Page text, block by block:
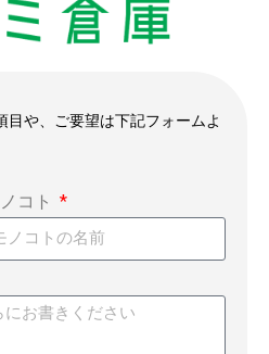
目や、ご要望は下記フォームよ
コト